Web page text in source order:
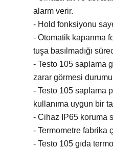
alarm verir.
- Hold fonksiyonu
- Otomatik kapanma
tuşa basılmadığı
- Testo 105 saplama
zarar görmesi
- Testo 105 saplama
kullanıma uygun bir
- Cihaz IP65 koruma
- Termometre fabrika
- Testo 105 gıda